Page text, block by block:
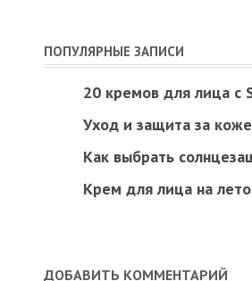
ПОПУЛЯРНЫЕ ЗАПИСИ
20 кремов для лица с
Уход и защита за
Как выбрать
Крем для лица на
ДОБАВИТЬ КОММЕНТАРИЙ